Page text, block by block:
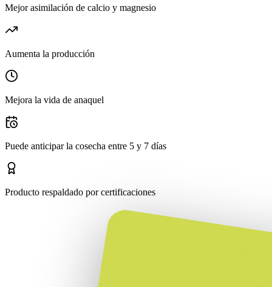
Mejor asimilación de calcio y magnesio
Aumenta la producción
Mejora la vida de anaquel
Puede anticipar la cosecha entre 5 y 7 días
Producto respaldado por certificaciones